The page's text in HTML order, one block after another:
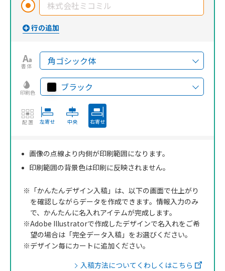
書体
印刷色 ブラック
配置 左寄せ 中央 右寄せ
画像の点線より内側が印刷範囲になります。
印刷範囲の背景色は印刷に反映されません。
※「かんたんデザイン入稿」は、以下の画面で仕上がり
を確認しながらデータを作成できます。情報入力のみ
で、かんたんに名入れアイテムが完成します。
※Adobe Illustratorで作成したデザインで名入れをご希
望の場合は「完全データ入稿」をお選びください。
※デザイン毎にカートに追加ください。
入稿方法についてくわしくはこちら